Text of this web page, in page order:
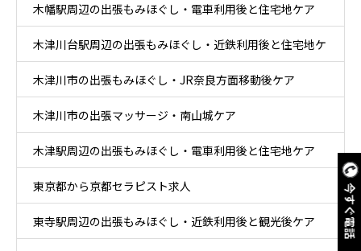
今すぐ電話
木幡駅周辺の出張もみほぐし・電車利用後と住宅地ケア
木津川台駅周辺の出張もみほぐし・近鉄利用後と住宅地ケ
ア
木津川市の出張もみほぐし・JR奈良方面移動後ケア
木津川市の出張マッサージ・南山城ケア
木津駅周辺の出張もみほぐし・電車利用後と住宅地ケア
東京都から京都セラピスト求人
東寺駅周辺の出張もみほぐし・近鉄利用後と観光後ケア